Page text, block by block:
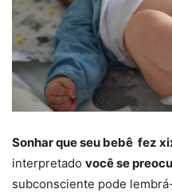
Sonhar que seu bebê fez
interpretado você se
subconsciente pode